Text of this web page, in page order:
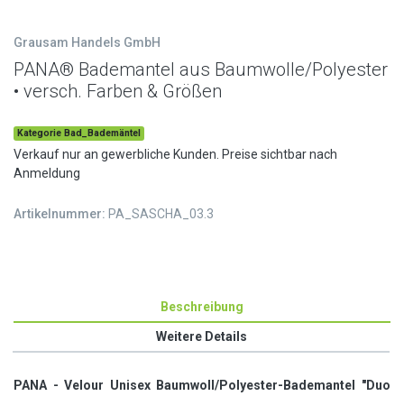
Grausam Handels GmbH
PANA® Bademantel aus Baumwolle/Polyester
• versch. Farben & Größen
Kategorie Bad_Bademäntel
Verkauf nur an gewerbliche Kunden. Preise sichtbar nach
Anmeldung
Artikelnummer: PA_SASCHA_03.3
Beschreibung
Weitere Details
PANA - Velour Unisex Baumwoll/Polyester-Bademantel "Duo